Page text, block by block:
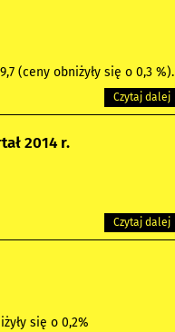
(ceny obniżyły się o 0,3 %).
Czytaj dalej
2014 r.
Czytaj dalej
się o 0,2%